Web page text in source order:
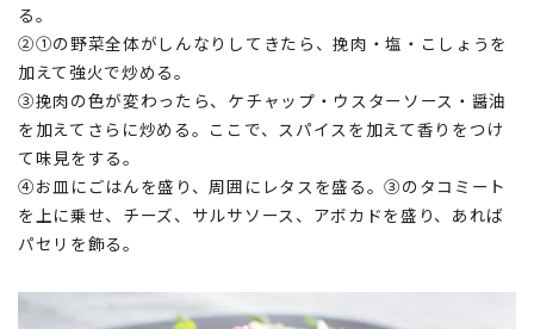
る。
②①の野菜全体がしんなりしてきたら、挽肉・塩・こしょうを
加えて強火で炒める。
③挽肉の色が変わったら、ケチャップ・ウスターソース・醤油
を加えてさらに炒める。ここで、スパイスを加えて香りをつけ
て味見をする。
④お皿にごはんを盛り、周囲にレタスを盛る。③のタコミート
を上に乗せ、チーズ、サルサソース、アボカドを盛り、あれば
パセリを飾る。